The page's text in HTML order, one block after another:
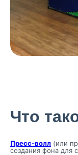
Что
Пресс-волл (или
создания фона для